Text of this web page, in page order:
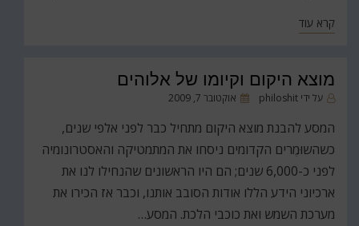
קרא עוד
מוצא היקום וקיומו של אלוהים
על ידי philoshit
פורסםאוקטובר 7, 2009
המסע להבנת מוצא היקום מתחיל כבר לפני אלפי שנים,
כשהשוּמֶרים הקדומים ניסחו את המתמטיקה והאסטרונומיה
לפני כ-6,000 שנים; הם היו הראשונים שהנחילו לנו את
ארכיוני הידע הללו אודות הסובב אותנו, וכבר אז הכירו את
מערכת השמש ואת כוכבי הלכת. המסע…